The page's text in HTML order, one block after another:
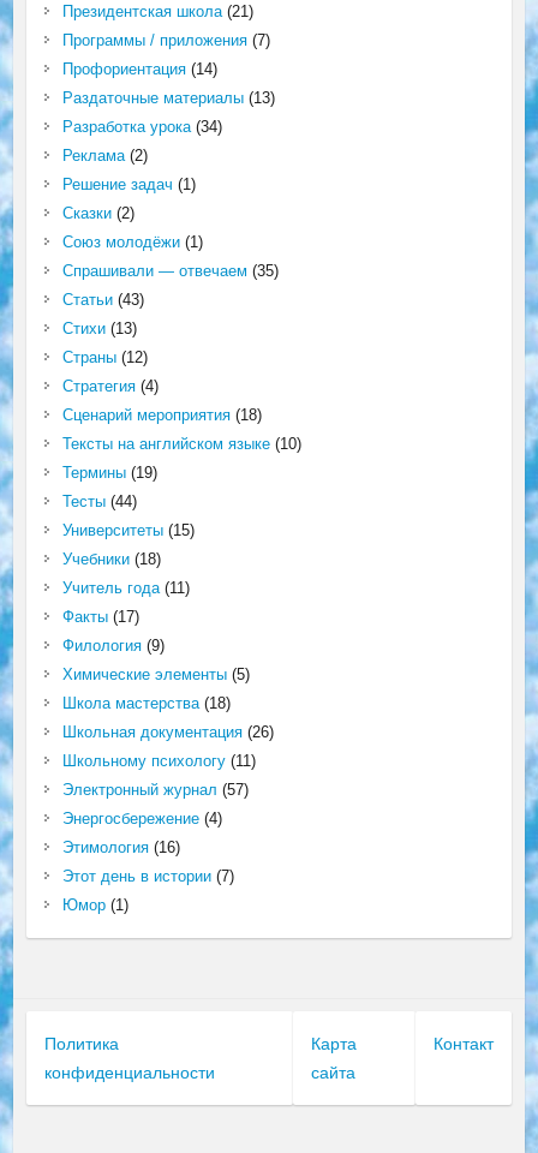
Президентская школа(21)
Программы / приложения(7)
Профориентация(14)
Раздаточные материалы(13)
Разработка урока(34)
Реклама(2)
Решение задач (1)
Сказки(2)
Союз молодёжи(1)
Спрашивали — отвечаем (35)
Статьи(43)
Стихи(13)
Страны(12)
Стратегия(4)
Сценарий мероприятия(18)
Тексты на английском языке(10)
Термины(19)
Тесты(44)
Университеты(15)
Учебники(18)
Учитель года(11)
Факты(17)
Филология(9)
Химические элементы(5)
Школа мастерства(18)
Школьная документация(26)
Школьному психологу(11)
Электронный журнал (57)
Энергосбережение(4)
Этимология(16)
Этот день в истории(7)
Юмор(1)
Политика
конфиденциальности
Карта
сайта
Контакт